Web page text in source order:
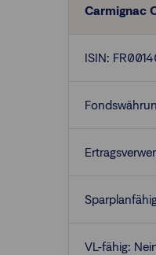
Carmignac
ISIN:
VL-fähig: